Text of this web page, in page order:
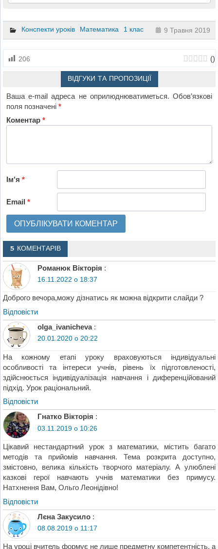
Конспекти уроків Математика 1 клас 9 Травня 2019
206 ()
ВІДГУКИ ТА ПРОПОЗИЦІЇ
Ваша e-mail адреса не оприлюднюватиметься. Обов’язкові
поля позначені*
Коментар*
Ім'я*
Email*
5 КОМЕНТАРІВ
Романюк Вікторія :
16.11.2022 о 18:37
Доброго вечора,можу дізнатись як можна відкрити слайди ?
Відповіcти
olga_ivanicheva :
20.01.2020 о 20:22
На кожному етапі уроку враховуються індивідуальні
особливості та інтереси учнів, рівень їх підготовленості,
здійснюється індивідуалізація навчання і диференційований
підхід. Урок раціональний.
Відповіcти
Гнатко Вікторія :
03.11.2019 о 10:26
Цікавий нестандартний урок з математики, містить багато
методів та прийомів навчання. Тема розкрита доступно,
змістовно, велика кількість творчого матеріалу. А улюблені
казкові герої навчають учнів математики без примусу.
Натхнення Вам, Ольго Леонідівно!
Відповіcти
Лєна Закусило :
08.08.2019 о 11:17
На уроці вчитель формує не лише предметну компетентність, а